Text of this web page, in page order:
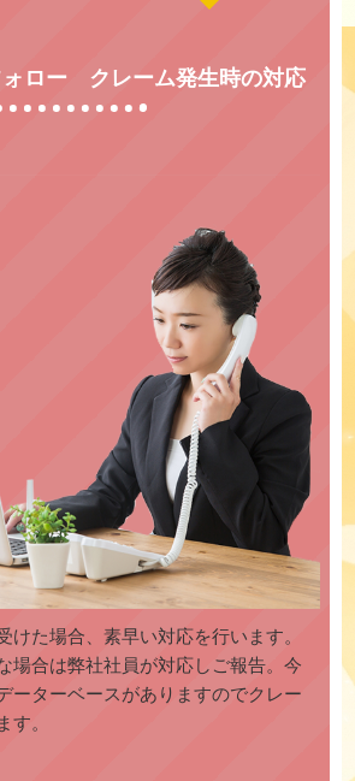
ロー クレーム発生時の対応
けた場合、素早い対応を行います。
場合は弊社社員が対応しご報告。今
ーターベースがありますのでクレー
。